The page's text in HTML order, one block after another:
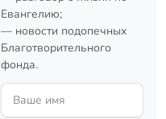
Евангелию;
— новости подопечных
Благотворительного
фонда.